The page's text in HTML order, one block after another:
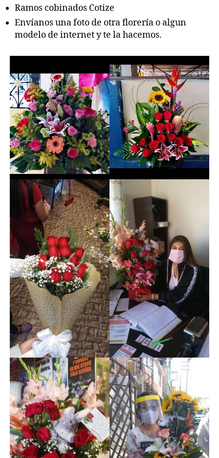
Ramos cobinados Cotize
Envíanos una foto de otra florería o algun
modelo de internet y te la hacemos.